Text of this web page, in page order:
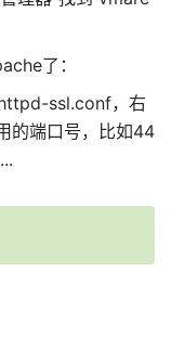
了：
ssl.conf，右
的端口号，比如44